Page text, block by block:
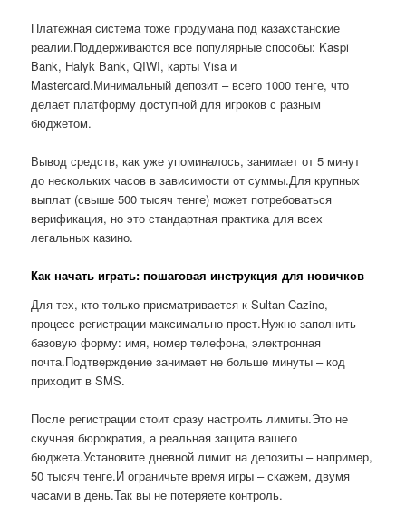
Платежная система тоже продумана под казахстанские
реалии.Поддерживаются все популярные способы: Kaspi
Bank, Halyk Bank, QIWI, карты Visa и
Mastercard.Минимальный депозит – всего 1000 тенге, что
делает платформу доступной для игроков с разным
бюджетом.
Вывод средств, как уже упоминалось, занимает от 5 минут
до нескольких часов в зависимости от суммы.Для крупных
выплат (свыше 500 тысяч тенге) может потребоваться
верификация, но это стандартная практика для всех
легальных казино.
Как начать играть: пошаговая инструкция для новичков
Для тех, кто только присматривается к Sultan Cazino,
процесс регистрации максимально прост.Нужно заполнить
базовую форму: имя, номер телефона, электронная
почта.Подтверждение занимает не больше минуты – код
приходит в SMS.
После регистрации стоит сразу настроить лимиты.Это не
скучная бюрократия, а реальная защита вашего
бюджета.Установите дневной лимит на депозиты – например,
50 тысяч тенге.И ограничьте время игры – скажем, двумя
часами в день.Так вы не потеряете контроль.